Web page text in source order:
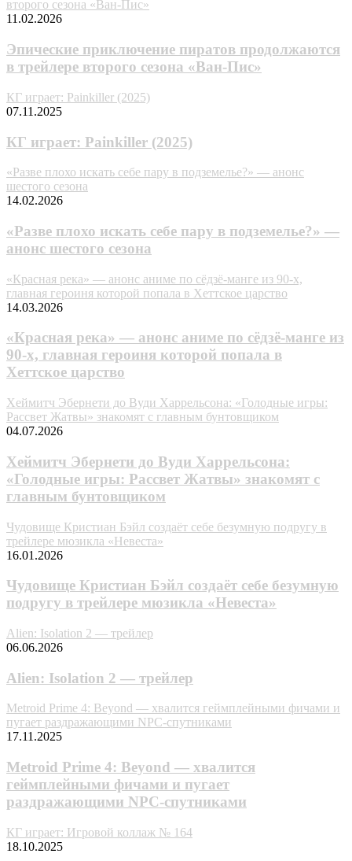
второго сезона «Ван-Пис»
11.02.2026
Эпические приключение пиратов продолжаются
в трейлере второго сезона «Ван-Пис»
КГ играет: Painkiller (2025)
07.11.2025
КГ играет: Painkiller (2025)
«Разве плохо искать себе пару в подземелье?» — анонс
шестого сезона
14.02.2026
«Разве плохо искать себе пару в подземелье?» —
анонс шестого сезона
«Красная река» — анонс аниме по сёдзё-манге из 90-х,
главная героиня которой попала в Хеттское царство
14.03.2026
«Красная река» — анонс аниме по сёдзё-манге из
90-х, главная героиня которой попала в
Хеттское царство
Хеймитч Эбернети до Вуди Харрельсона: «Голодные игры:
Рассвет Жатвы» знакомят с главным бунтовщиком
04.07.2026
Хеймитч Эбернети до Вуди Харрельсона:
«Голодные игры: Рассвет Жатвы» знакомят с
главным бунтовщиком
Чудовище Кристиан Бэйл создаёт себе безумную подругу в
трейлере мюзикла «Невеста»
16.01.2026
Чудовище Кристиан Бэйл создаёт себе безумную
подругу в трейлере мюзикла «Невеста»
Alien: Isolation 2 — трейлер
06.06.2026
Alien: Isolation 2 — трейлер
Metroid Prime 4: Beyond — хвалится геймплейными фичами и
пугает раздражающими NPC-спутниками
17.11.2025
Metroid Prime 4: Beyond — хвалится
геймплейными фичами и пугает
раздражающими NPC-спутниками
КГ играет: Игровой коллаж № 164
18.10.2025